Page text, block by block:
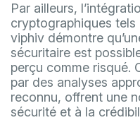
Par ailleurs,
cryptographiques
viphiv démontre
sécuritaire est
perçu comme risqué.
par des analyses
reconnu, offrent une
sécurité et à la